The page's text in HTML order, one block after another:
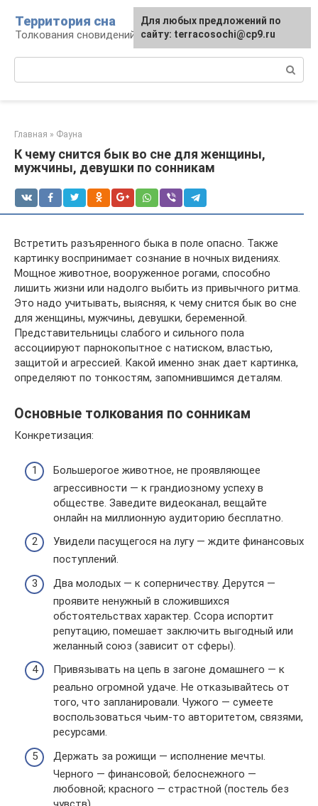
контенту
Территория сна
Толкования сновидений
Главная » Фауна
К чему снится бык во сне для женщины,
мужчины, девушки по сонникам
Встретить разъяренного быка в поле опасно. Также
картинку воспринимает сознание в ночных видениях.
Мощное животное, вооруженное рогами, способно
лишить жизни или надолго выбить из привычного ритма.
Это надо учитывать, выясняя, к чему снится бык во сне
для женщины, мужчины, девушки, беременной.
Представительницы слабого и сильного пола
ассоциируют парнокопытное с натиском, властью,
защитой и агрессией. Какой именно знак дает картинка,
определяют по тонкостям, запомнившимся деталям.
Основные толкования по сонникам
Конкретизация:
Большерогое животное, не проявляющее
агрессивности — к грандиозному успеху в
обществе. Заведите видеоканал, вещайте
онлайн на миллионную аудиторию бесплатно.
Увидели пасущегося на лугу — ждите финансовых
поступлений.
Два молодых — к соперничеству. Дерутся —
проявите ненужный в сложившихся
обстоятельствах характер. Ссора испортит
репутацию, помешает заключить выгодный или
желанный союз (зависит от сферы).
Привязывать на цепь в загоне домашнего — к
реально огромной удаче. Не отказывайтесь от
того, что запланировали. Чужого — сумеете
воспользоваться чьим-то авторитетом, связями,
ресурсами.
Держать за рожищи — исполнение мечты.
Черного — финансовой; белоснежного —
любовной; красного — страстной (постель без
Для любых предложений по
сайту: terracosochi@cp9.ru